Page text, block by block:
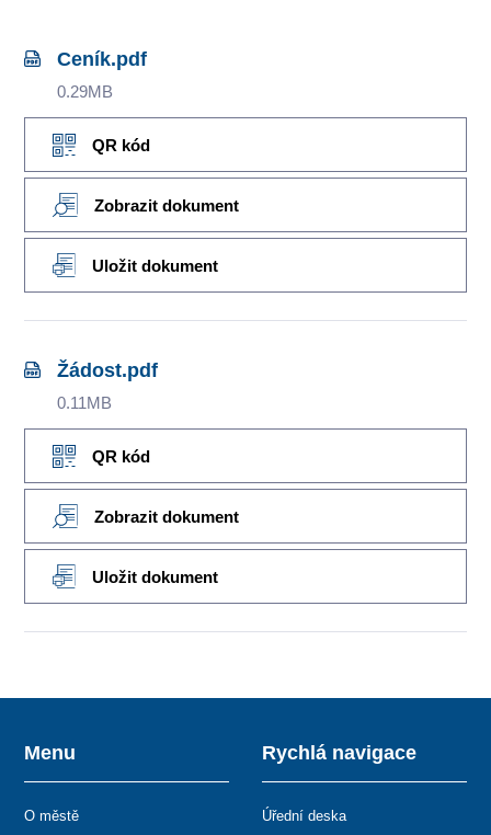
Ceník.pdf
0.29MB
QR kód
Zobrazit dokument
Uložit dokument
Žádost.pdf
0.11MB
QR kód
Zobrazit dokument
Uložit dokument
Menu
O městě
Rychlá navigace
Úřední deska